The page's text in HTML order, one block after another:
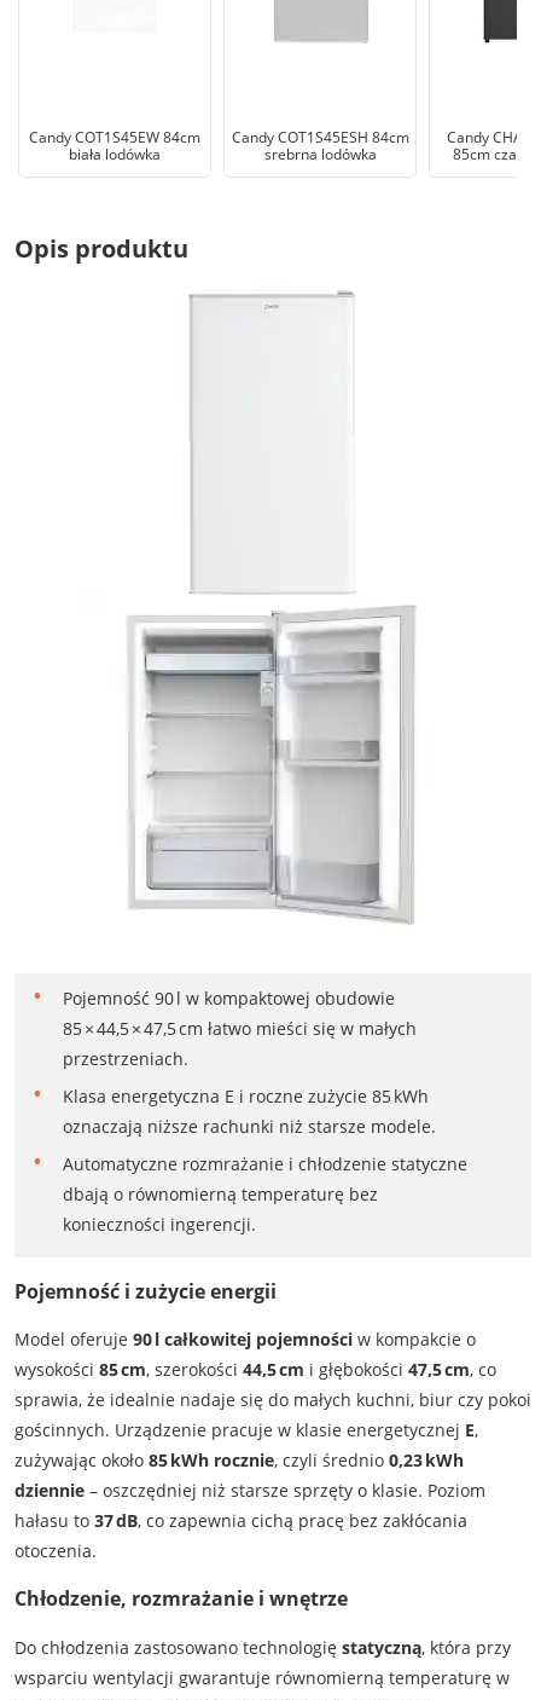
Candy COT1S45EW 84cm
biała lodówka
Candy COT1S45ESH 84cm
srebrna lodówka
Candy
85cm
Opis produktu
Pojemność 90 l w kompaktowej obudowie
85 × 44,5 × 47,5 cm łatwo mieści się w małych
przestrzeniach.
Klasa energetyczna E i roczne zużycie 85 kWh
oznaczają niższe rachunki niż starsze modele.
Automatyczne rozmrażanie i chłodzenie statyczne
dbają o równomierną temperaturę bez
konieczności ingerencji.
Pojemność i zużycie energii
Model oferuje 90 l całkowitej pojemnościw kompakcie o
wysokości 85 cm, szerokości 44,5 cm i głębokości 47,5 cm, co
sprawia, że idealnie nadaje się do małych kuchni, biur czy pokoi
gościnnych. Urządzenie pracuje w klasie energetycznej E,
zużywając około 85 kWh rocznie, czyli średnio 0,23 kWh
dziennie– oszczędniej niż starsze sprzęty o klasie. Poziom
hałasu to 37 dB, co zapewnia cichą pracę bez zakłócania
otoczenia.
Chłodzenie, rozmrażanie i wnętrze
Do chłodzenia zastosowano technologię statyczną, która przy
wsparciu wentylacji gwarantuje równomierną temperaturę w